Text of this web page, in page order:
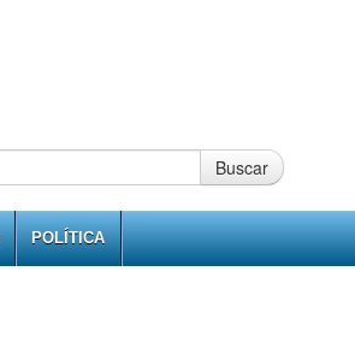
Buscar
POLÍTICA